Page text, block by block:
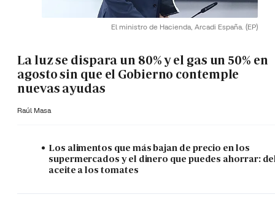
El ministro de Hacienda, Arcadi España. (EP)
La luz se dispara un 80% y el gas un 50% en
agosto sin que el Gobierno contemple
nuevas ayudas
Raúl Masa
Los alimentos que más bajan de precio en los
supermercados y el dinero que puedes ahorrar:
aceite a los tomates